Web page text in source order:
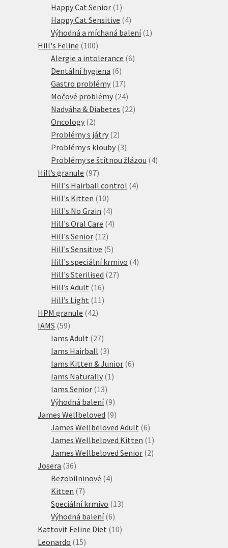
produkty
Happy Cat Senior 1 1
produkt
Happy Cat Sensitive 44
produkty
Výhodná a míchaná balení 1 1
Hill's Feline 100100
produktů
Alergie a intolerance 66
Dentální hygiena 66
produktů
Gastro problémy 1717
produktů
Močové problémy 2424
produktů
Nadváha & Diabetes 2222
Oncology 22
produkty
Problémy s játry 22
produkty
Problémy s klouby 33
produkty
Problémy se štítnou žlázou 44
Hill’s granule 9797
produktů
Hill's Hairball control 44
Hill's Kitten 1010
produktů
Hill's No Grain 44
produkty
Hill's Oral Care 44
Hill's Senior 1212
produktů
Hill's Sensitive 55
produktů
Hill's speciální krmivo 44
Hill's Sterilised 2727
Hill’s Adult 1616
produktů
Hill’s Light 11 11
HPM granule 4242
IAMS 5959
produktů
Iams Adult 2727
produktů
Iams Hairball 33
produkty
Iams Kitten & Junior 66
Iams Naturally 1 1
Iams Senior 1313
produktů
Výhodná balení 99
produktů
James Wellbeloved 99
produktů
James Wellbeloved Adult 66
produktů
James Wellbeloved Kitten 1 1
produkt
James Wellbeloved Senior 22
Josera 3636
produktů
Bezobilninové 44
Kitten 77
produktů
Speciální krmivo 1313
Výhodná balení 66
produktů
Kattovit Feline Diet 1010
Leonardo 1515